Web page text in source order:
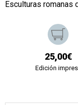
Esculturas romanas
25,00€
Edición